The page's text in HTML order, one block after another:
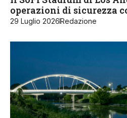
operazioni di sicurezza
29 Luglio 2026Redazione